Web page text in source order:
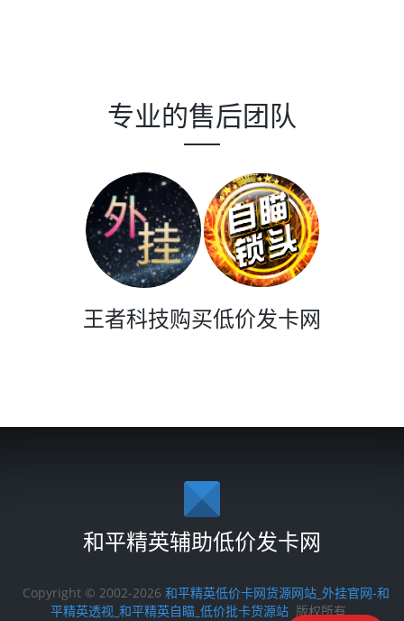
专业的售后团队
王者科技购买低价发卡网
和平精英辅助低价发卡网
Copyright © 2002-2026 和平精英低价卡网货源网站_外挂官网-和
平精英透视_和平精英自瞄_低价批卡货源站 版权所有